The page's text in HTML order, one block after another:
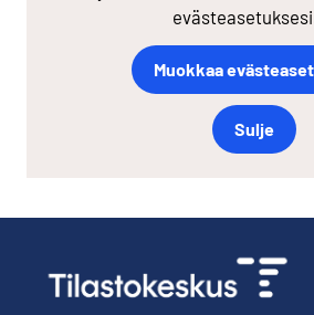
Muokkaa
Sulje